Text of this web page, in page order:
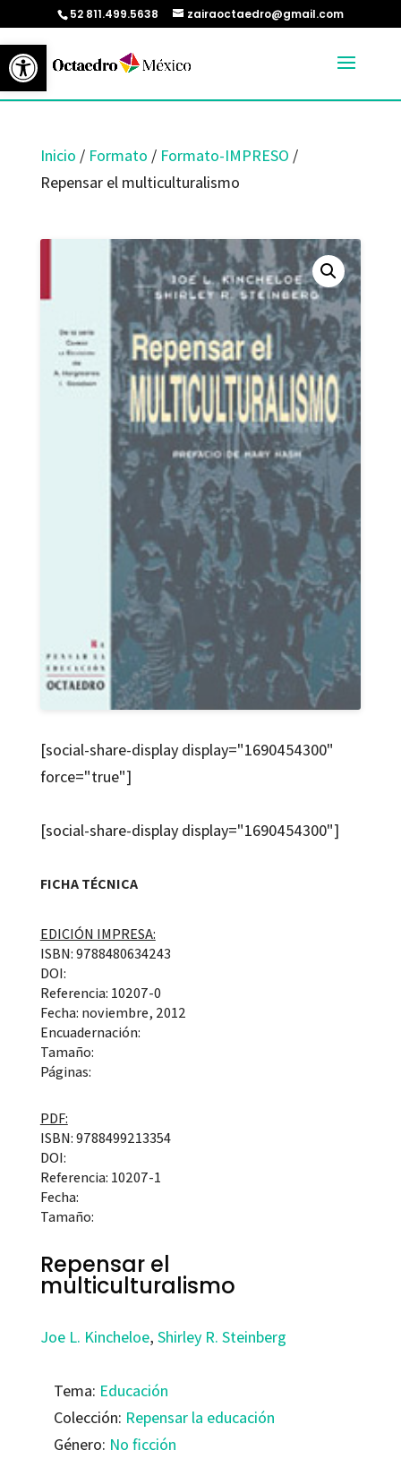
Abrir barra de herramientas
52 811.499.5638 zairaoctaedro@gmail.com
Inicio / Formato / Formato-IMPRESO /
Repensar el multiculturalismo
[social-share-display display="1690454300"
force="true"]
[social-share-display display="1690454300"]
FICHA TÉCNICA
EDICIÓN IMPRESA:
ISBN: 9788480634243
DOI:
Referencia: 10207-0
Fecha: noviembre, 2012
Encuadernación:
Tamaño:
Páginas:
PDF:
ISBN: 9788499213354
DOI:
Referencia: 10207-1
Fecha:
Tamaño:
Repensar el
multiculturalismo
Joe L. Kincheloe, Shirley R. Steinberg
Tema: Educación
Colección: Repensar la educación
Género: No ficción